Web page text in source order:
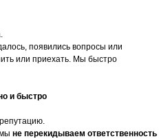
появились вопросы или
или приехать. Мы быстро
и быстро
не перекидываем ответственность